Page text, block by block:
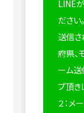
LINE
ださい
送信さ
府県、
ーム送
プ頂き
２：メ